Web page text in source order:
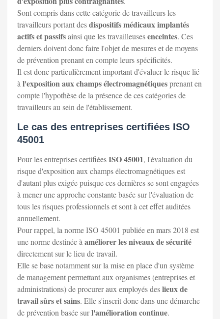
Sont compris dans cette catégorie de travailleurs les
travailleurs portant desdispositifs médicaux implantés
actifs et passifsainsi que les travailleusesenceintes. Ces
derniers doivent donc faire l'objet de mesures et de moyens
de prévention prenant en compte leurs spécificités.
Il est donc particulièrement important d'évaluer le risque lié
àl'exposition aux champs électromagnétiquesprenant en
compte l'hypothèse de la présence de ces catégories de
travailleurs au sein de l'établissement.
Le cas des entreprises certifiées ISO
45001
Pour les entreprises certifiéesISO 45001, l'évaluation du
risque d'exposition aux champs électromagnétiques est
d'autant plus exigée puisque ces dernières se sont engagées
à mener une approche constante basée sur l'évaluation de
tous les risques professionnels et sont à cet effet auditées
annuellement.
Pour rappel, la norme ISO 45001 publiée en mars 2018 est
une norme destinée àaméliorer les niveaux de sécurité
directement sur le lieu de travail.
Elle se base notamment sur la mise en place d'un système
de management permettant aux organismes (entreprises et
administrations) de procurer aux employés deslieux de
travail sûrs et sains. Elle s'inscrit donc dans une démarche
de prévention basée surl'amélioration continue.